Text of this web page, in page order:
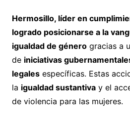
Hermosillo, líder en
logrado posicionarse a la
igualdad de génerogracias a
de iniciativas
legalesespecíficas. Estas
la igualdad sustantivay el
de violencia para las mujeres.